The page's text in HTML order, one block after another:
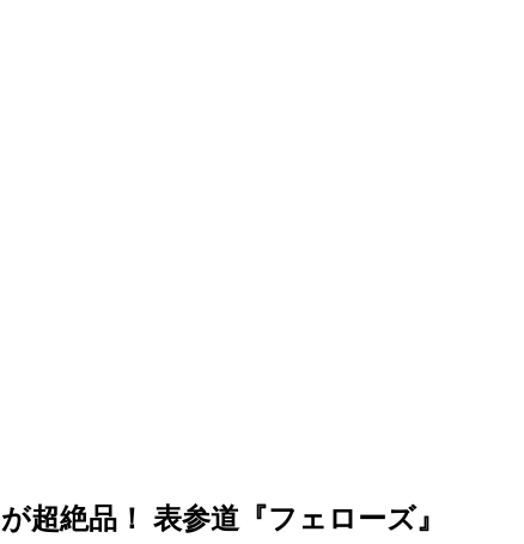
超絶品！ 表参道『フェローズ』